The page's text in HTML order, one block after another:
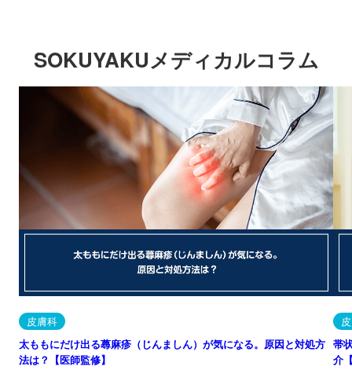
SOKUYAKUメディカルコラム
皮膚科
太ももにだけ出る蕁麻疹（じんましん）が気になる。原因と対処方
法は？【医師監修】
帯
介